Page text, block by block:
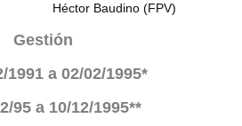
- Registro
Héctor Baudino (FPV)
Gestión
1991 a 02/02/1995*
95 a 10/12/1995**